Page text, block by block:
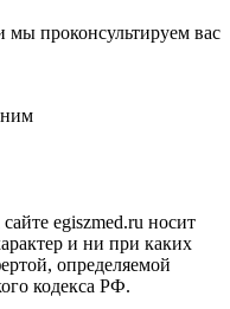
мы проконсультируем вас
egiszmed.ru носит
и ни при каких
определяемой
кодекса РФ.